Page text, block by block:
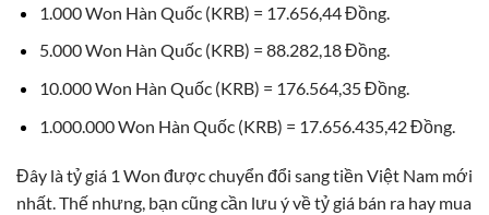
1.000 Won Hàn Quốc (KRB) = 17.656,44 Đồng.
5.000 Won Hàn Quốc (KRB) = 88.282,18 Đồng.
10.000 Won Hàn Quốc (KRB) = 176.564,35 Đồng.
1.000.000 Won Hàn Quốc (KRB) = 17.656.435,42 Đồng.
Đây là tỷ giá 1 Won được chuyển đổi sang tiền Việt Nam mới
nhất. Thế nhưng, bạn cũng cần lưu ý về tỷ giá bán ra hay mua